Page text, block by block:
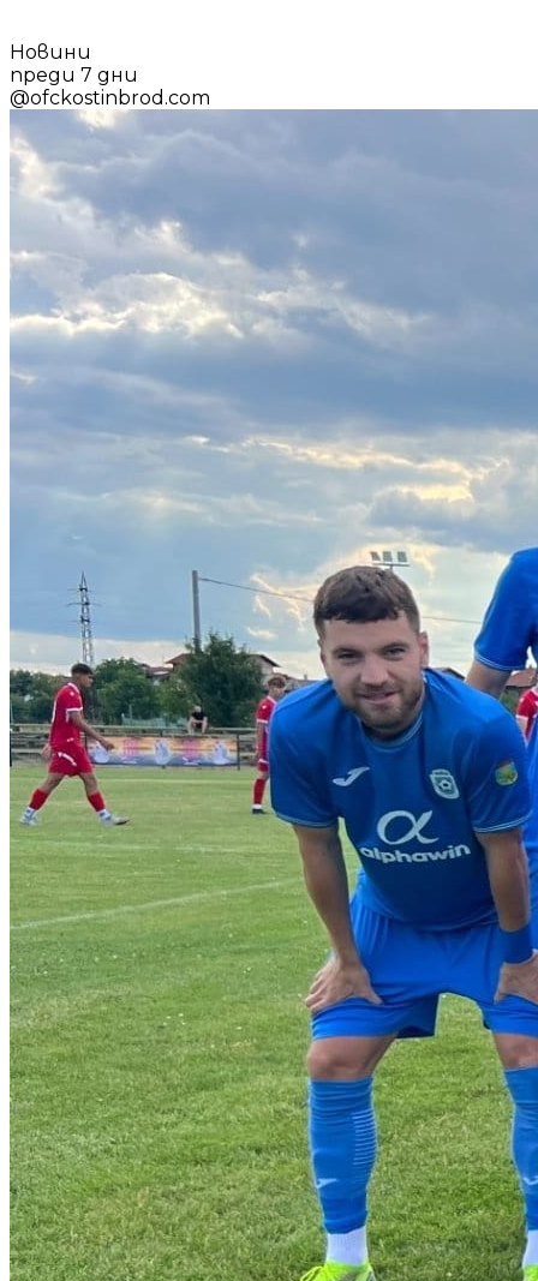
Новини
преди 7 дни
@ofckostinbrod.com